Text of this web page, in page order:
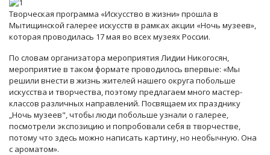
Творческая программа «Искусство в жизни» прошла в
Мытищинской галерее искусств в рамках акции «Ночь музеев»,
которая проводилась 17 мая во всех музеях России.
По словам организатора мероприятия Лидии Никогосян,
мероприятие в таком формате проводилось впервые: «Мы
решили внести в жизнь жителей нашего округа побольше
искусства и творчества, поэтому предлагаем много мастер-
классов различных направлений. Посвящаем их празднику
„Ночь музеев", чтобы люди побольше узнали о галерее,
посмотрели экспозицию и попробовали себя в творчестве,
потому что здесь можно написать картину, но необычную. Она
с ароматом».